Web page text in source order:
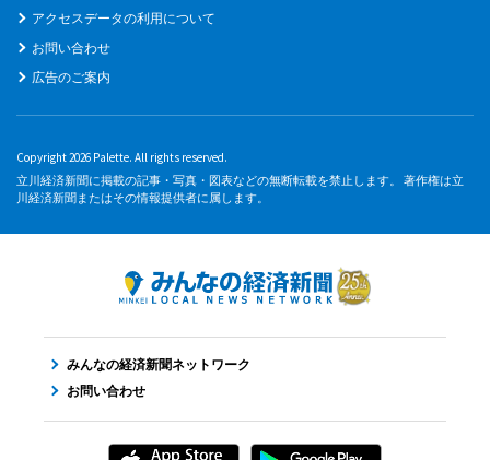
アクセスデータの利用について
お問い合わせ
広告のご案内
Copyright 2026 Palette. All rights reserved.
立川経済新聞に掲載の記事・写真・図表などの無断転載を禁止します。 著作権は立
川経済新聞またはその情報提供者に属します。
みんなの経済新聞ネットワーク
お問い合わせ